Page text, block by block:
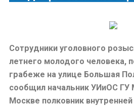
Сотрудники уголовного
летнего молодого человека,
грабеже на улице Большая
сообщил начальник УИиОС ГУ
Москве полковник